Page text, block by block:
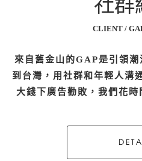
社群
CLIENT /
來自舊金山的GAP是引領
到台灣，用社群和年輕人溝
大錢下廣告勸敗，我們花